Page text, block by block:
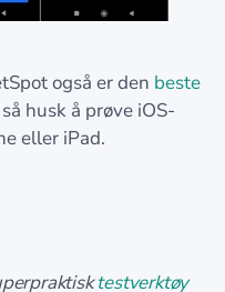
også er den beste
så husk å prøve iOS-
eller iPad.
testverktøy